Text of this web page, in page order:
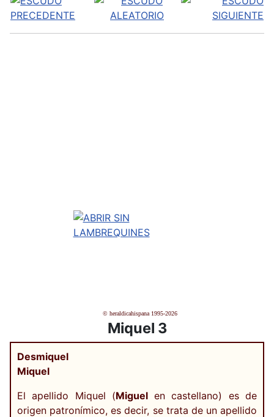
© heraldicahispana 1995-2026
Miquel 3
Desmiquel
Miquel
El apellido Miquel (Miguelen castellano) es de
origen patronímico, es decir, se trata de un apellido